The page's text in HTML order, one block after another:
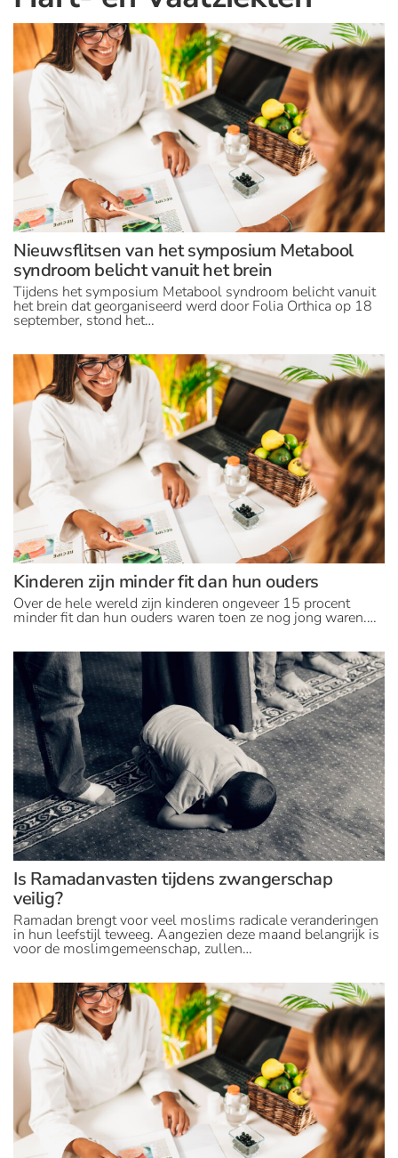
Nieuwsflitsen van het symposium Metabool
syndroom belicht vanuit het brein
Tijdens het symposium Metabool syndroom belicht vanuit
het brein dat georganiseerd werd door Folia Orthica op 18
september, stond het…
Kinderen zijn minder fit dan hun ouders
Over de hele wereld zijn kinderen ongeveer 15 procent
minder fit dan hun ouders waren toen ze nog jong waren.…
Is Ramadanvasten tijdens zwangerschap
veilig?
Ramadan brengt voor veel moslims radicale veranderingen
in hun leefstijl teweeg. Aangezien deze maand belangrijk is
voor de moslimgemeenschap, zullen…